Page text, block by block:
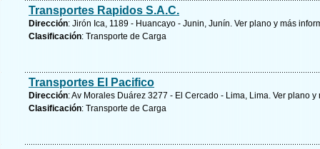
Transportes Rapidos S.A.C.
Dirección: Jirón Ica, 1189 - Huancayo - Junin, Junín. Ver plano y más
Clasificación: Transporte de Carga
Transportes El Pacifico
Dirección: Av Morales Duárez 3277 - El Cercado - Lima, Lima. Ver plano y
Clasificación: Transporte de Carga